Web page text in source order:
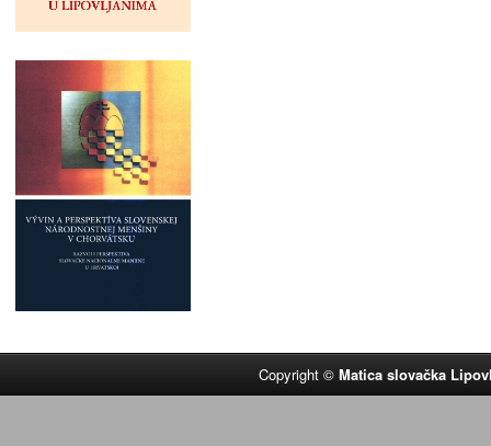
Copyright ©Matica slovačka